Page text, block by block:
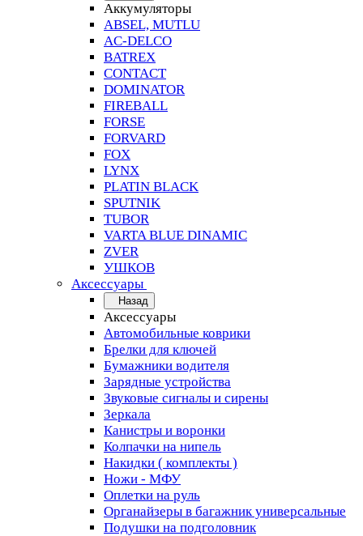
Аккумуляторы
ABSEL, MUTLU
AC-DELCO
BATREX
CONTACT
DOMINATOR
FIREBALL
FORSE
FORVARD
FOX
LYNX
PLATIN BLACK
SPUTNIK
TUBOR
VARTA BLUE DINAMIC
ZVER
УШКОВ
Аксессуары
Назад
Аксессуары
Автомобильные коврики
Брелки для ключей
Бумажники водителя
Зарядные устройства
Звуковые сигналы и сирены
Зеркала
Канистры и воронки
Колпачки на нипель
Накидки ( комплекты )
Ножи - МФУ
Оплетки на руль
Органайзеры в багажник универсальные
Подушки на подголовник